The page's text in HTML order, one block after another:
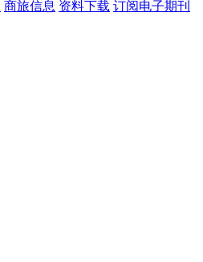
商旅信息 资料下载 订阅电子期刊